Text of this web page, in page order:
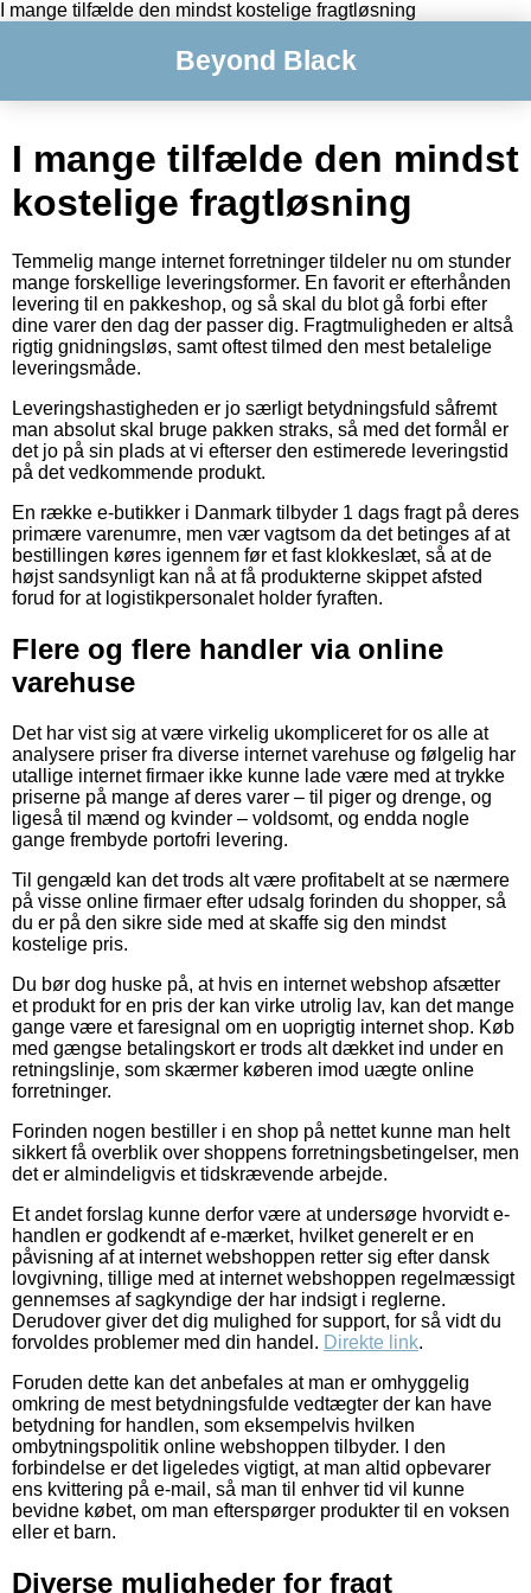
I mange tilfælde den mindst kostelige fragtløsning
Beyond Black
I mange tilfælde den mindst
kostelige fragtløsning
Temmelig mange internet forretninger tildeler nu om stunder
mange forskellige leveringsformer. En favorit er efterhånden
levering til en pakkeshop, og så skal du blot gå forbi efter
dine varer den dag der passer dig. Fragtmuligheden er altså
rigtig gnidningsløs, samt oftest tilmed den mest betalelige
leveringsmåde.
Leveringshastigheden er jo særligt betydningsfuld såfremt
man absolut skal bruge pakken straks, så med det formål er
det jo på sin plads at vi efterser den estimerede leveringstid
på det vedkommende produkt.
En række e-butikker i Danmark tilbyder 1 dags fragt på deres
primære varenumre, men vær vagtsom da det betinges af at
bestillingen køres igennem før et fast klokkeslæt, så at de
højst sandsynligt kan nå at få produkterne skippet afsted
forud for at logistikpersonalet holder fyraften.
Flere og flere handler via online
varehuse
Det har vist sig at være virkelig ukompliceret for os alle at
analysere priser fra diverse internet varehuse og følgelig har
utallige internet firmaer ikke kunne lade være med at trykke
priserne på mange af deres varer – til piger og drenge, og
ligeså til mænd og kvinder – voldsomt, og endda nogle
gange frembyde portofri levering.
Til gengæld kan det trods alt være profitabelt at se nærmere
på visse online firmaer efter udsalg forinden du shopper, så
du er på den sikre side med at skaffe sig den mindst
kostelige pris.
Du bør dog huske på, at hvis en internet webshop afsætter
et produkt for en pris der kan virke utrolig lav, kan det mange
gange være et faresignal om en uoprigtig internet shop. Køb
med gængse betalingskort er trods alt dækket ind under en
retningslinje, som skærmer køberen imod uægte online
forretninger.
Forinden nogen bestiller i en shop på nettet kunne man helt
sikkert få overblik over shoppens forretningsbetingelser, men
det er almindeligvis et tidskrævende arbejde.
Et andet forslag kunne derfor være at undersøge hvorvidt e-
handlen er godkendt af e-mærket, hvilket generelt er en
påvisning af at internet webshoppen retter sig efter dansk
lovgivning, tillige med at internet webshoppen regelmæssigt
gennemses af sagkyndige der har indsigt i reglerne.
Derudover giver det dig mulighed for support, for så vidt du
forvoldes problemer med din handel. Direkte link.
Foruden dette kan det anbefales at man er omhyggelig
omkring de mest betydningsfulde vedtægter der kan have
betydning for handlen, som eksempelvis hvilken
ombytningspolitik online webshoppen tilbyder. I den
forbindelse er det ligeledes vigtigt, at man altid opbevarer
ens kvittering på e-mail, så man til enhver tid vil kunne
bevidne købet, om man efterspørger produkter til en voksen
eller et barn.
Diverse muligheder for fragt